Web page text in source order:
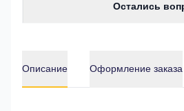
Остались
Описание Оформление заказа